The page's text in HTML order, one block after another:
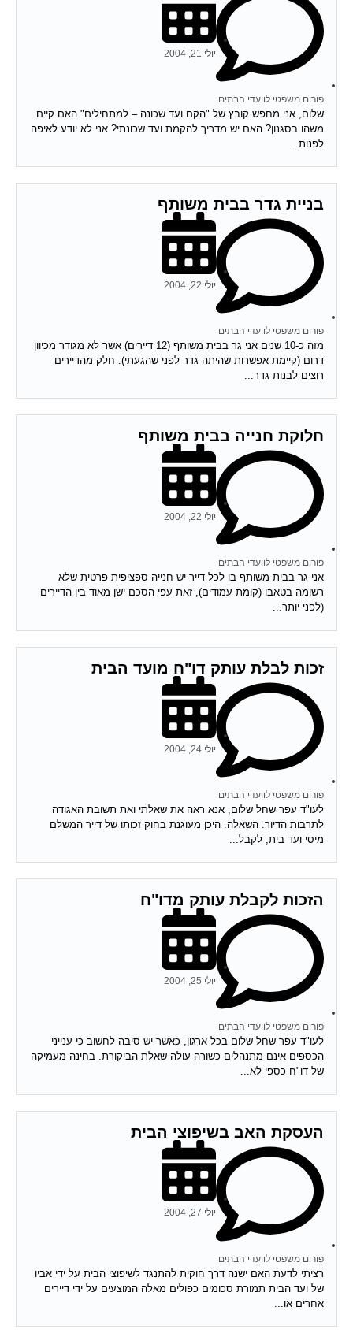
פורום משפטי לוועדי הבתים
יולי 21, 2004
שלום, אני מחפש קובץ של "הקם ועד שכונה – למתחילים" האם קיים
משהו בסגנון? האם יש מדריך להקמת ועד שכונתי? אני לא יודע לאיפה
לפנות...
בניית גדר בבית משותף
פורום משפטי לוועדי הבתים
יולי 22, 2004
מזה כ-10 שנים אני גר בבית משותף (12 דיירים) אשר לא מגודר מכיוון
דרום (קיימת אפשרות שהיתה גדר לפני שהגעתי). חלק מהדיירים
רוצים לבנות גדר...
חלוקת חנייה בבית משותף
פורום משפטי לוועדי הבתים
יולי 22, 2004
אני גר בבית משותף בו לכל דייר יש חנייה ספציפית פרטית שלא
רשומה בטאבו (קומת עמודים), זאת עפי הסכם ישן מאוד בין הדיירים
(לפני יותר...
זכות לבלת עותק דו"ח מועד הבית
פורום משפטי לוועדי הבתים
יולי 24, 2004
לעו"ד עפר שחל שלום, אנא ראה את שאלתי ואת תשובת האגודה
לתרבות הדיור: השאלה: היכן מעוגנת בחוק זכותו של דייר המשלם
מיסי ועד בית, לקבל...
הזכות לקבלת עותק מדו"ח
פורום משפטי לוועדי הבתים
יולי 25, 2004
לעו"ד עפר שחל שלום בכל ארגון, כאשר יש סיבה לחשוב כי ענייני
הכספים אינם מתנהלים כשורה עולה שאלת הביקורת. בחינה מעמיקה
של דו"ח כספי לא...
העסקת האב בשיפוצי הבית
פורום משפטי לוועדי הבתים
יולי 27, 2004
רציתי לדעת האם ישנה דרך חוקית להתנגד לשיפוצי הבית על ידי אביו
של ועד הבית תמורת סכומים כפולים מאלה המוצעים על ידי דיירים
אחרים או...